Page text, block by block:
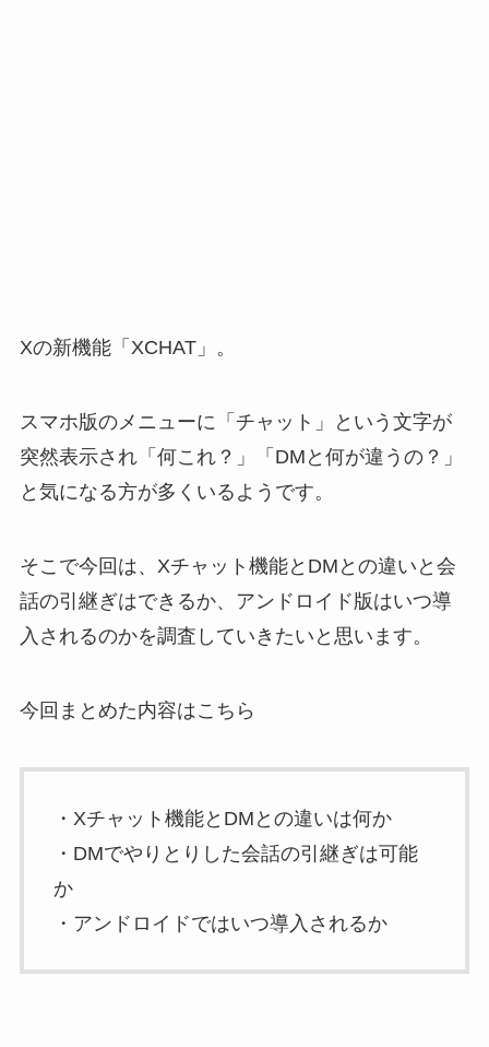
Xの新機能「XCHAT」。
スマホ版のメニューに「チャット」という文字が
突然表示され「何これ？」「DMと何が違うの？」
と気になる方が多くいるようです。
そこで今回は、Xチャット機能とDMとの違いと会
話の引継ぎはできるか、アンドロイド版はいつ導
入されるのかを調査していきたいと思います。
今回まとめた内容はこちら
・Xチャット機能とDMとの違いは何か
・DMでやりとりした会話の引継ぎは可能
か
・アンドロイドではいつ導入されるか